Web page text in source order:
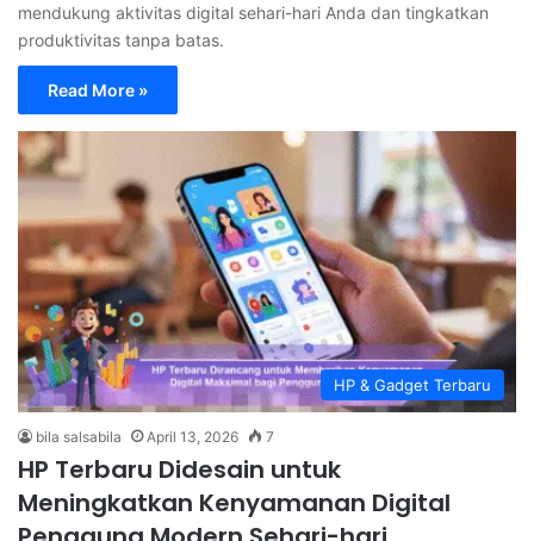
mendukung aktivitas digital sehari-hari Anda dan tingkatkan
produktivitas tanpa batas.
Read More »
HP & Gadget Terbaru
bila salsabila April 13, 2026 7
HP Terbaru Didesain untuk
Meningkatkan Kenyamanan Digital